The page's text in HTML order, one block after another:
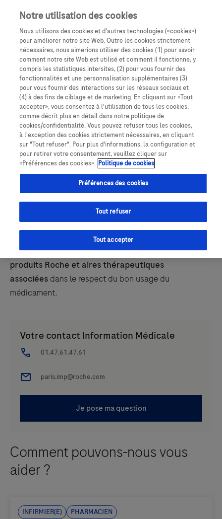
Information médicale
Une équipe dédiée pour vous délivrer une Information
Médicale et Pharmaceutique personnalisée, actualisée
et de qualité, pour le bénéfice des patients et dans le
respect du bon usage du médicament.
5 000 professionnels de santé nous ont contactés en
2023.
Vous recevezune réponse personnalisée sur les
produits Roche et aires thérapeutiques
associées dans le respect du bon usage du
médicament.
Comment pouvons-nous vous
aider ?
Infirmier(e) Pharmacien
Notre utilisation des cookies
Nous utilisons des cookies et d'autres technologies («cookies»)
pour améliorer notre site Web. Outre les cookies strictement
nécessaires, nous aimerions utiliser des cookies (1) pour savoir
comment notre site Web est utilisé et comment il fonctionne, y
compris les statistiques intersites, (2) pour vous fournir des
fonctionnalités et une personnalisation supplémentaires (3)
pour vous fournir des interactions sur les réseaux sociaux et
(4) à des fins de ciblage et de marketing. En cliquant sur «Tout
accepter», vous consentez à l'utilisation de tous les cookies,
comme décrit plus en détail dans notre politique de
cookies/confidentialité. Vous pouvez refuser tous les cookies,
à l'exception des cookies strictement nécessaires, en cliquant
sur "Tout refuser". Pour plus d'informations, la configuration et
pour retirer votre consentement, veuillez cliquer sur
«Préférences des cookies». Politique de cookies
Préférences des cookies
Tout refuser
Tout accepter